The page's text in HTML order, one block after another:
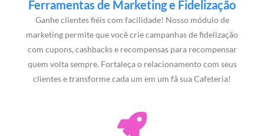
Ferramentas de Marketing e Fidelização
Ganhe clientes fiéis com facilidade! Nosso módulo de
marketing permite que você crie campanhas de fidelização
com cupons, cashbacks e recompensas para recompensar
quem volta sempre. Fortaleça o relacionamento com seus
clientes e transforme cada um em um fã sua Cafeteria!